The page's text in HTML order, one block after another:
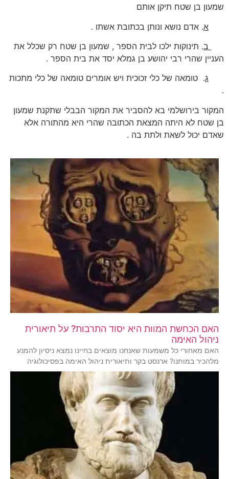
שמעון בן שטח תיקן אותם
א. אדם נושא ונותן בכתובת אשתו .
ב. תינוקות ילכו לבית הספר , שמעון בן שטח רק שכלל את
העניין שהרי רבי יהושע בן גמלא יסד את בית הספר .
ג. טומאה של כלי זכוכית ויש אומרים טומאה של כלי מתכות
.
המקור בירושלמי בא להסביר את המקור הבבלי שתקנת שמעון
בן שטח לא היתה המצאת הכתובה שהרי היא מהתורה אלא
שאדם יכול לשאת ולתת בה .
האם הכחשת המוות היא יסוד התרבות? על תיאורית
ניהול האימה
האם מאחורי כל משמעות שאנחנו מוצאים בחיינו נמצא ניסיון להמנע
מלהכיר במותנו? ארנסט בקר ותיאורית ניהול האימה בפסיכולוגיה